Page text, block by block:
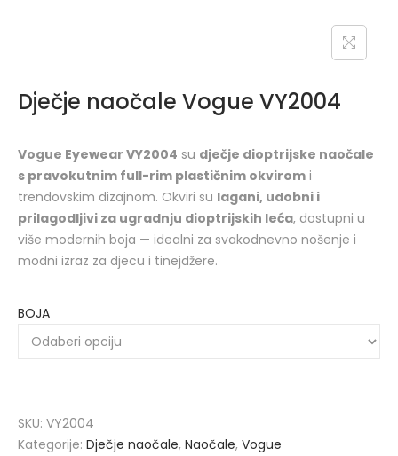
Dječje naočale Vogue VY2004
Vogue Eyewear VY2004 su dječje dioptrijske naočale
s pravokutnim full-rim plastičnim okvirom i
trendovskim dizajnom. Okviri su lagani, udobni i
prilagodljivi za ugradnju dioptrijskih leća, dostupni u
više modernih boja — idealni za svakodnevno nošenje i
modni izraz za djecu i tinejdžere.
BOJA
SKU: VY2004
Kategorije: Dječje naočale, Naočale, Vogue